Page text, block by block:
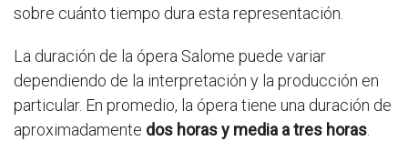
sobre cuánto tiempo dura esta representación.
La duración de la ópera Salome puede variar
dependiendo de la interpretación y la producción en
particular. En promedio, la ópera tiene una duración de
aproximadamente dos horas y media a tres horas